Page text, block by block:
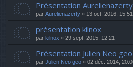
Présentation Aurelienazerty
par Aurelienazerty » 13 oct. 2016, 15:51
présentation kilnox
par kilnox » 29 sept. 2015, 12:21
Présentation Julien Neo geo
par Julien Neo geo » 02 déc. 2014,